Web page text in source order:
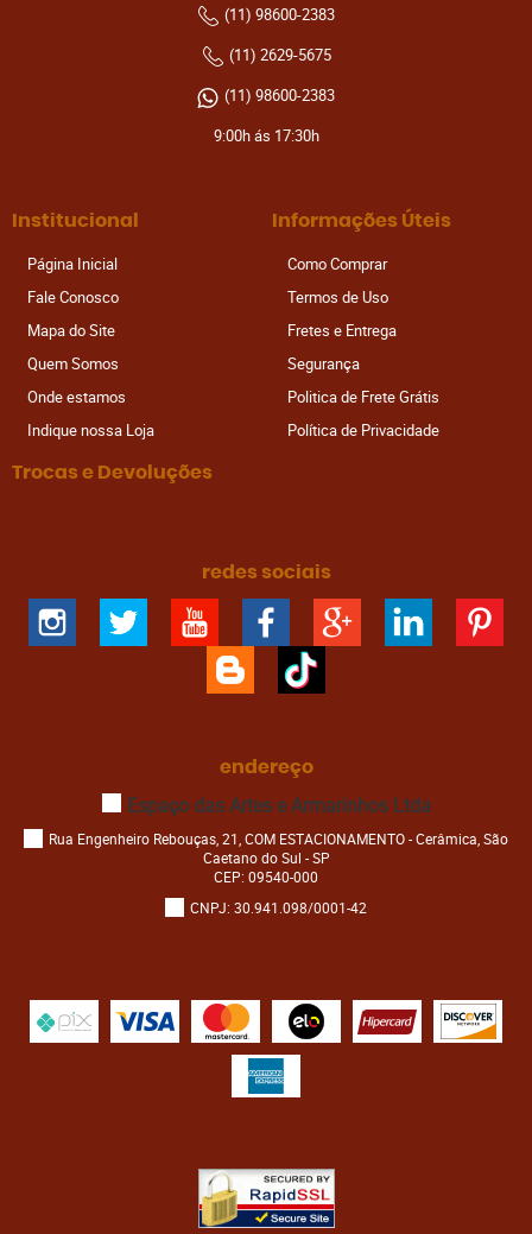
(11) 98600-2383
(11) 2629-5675
(11) 98600-2383
9:00h ás 17:30h
Institucional
Página Inicial
Fale Conosco
Mapa do Site
Quem Somos
Onde estamos
Indique nossa Loja
Informações Úteis
Como Comprar
Termos de Uso
Fretes e Entrega
Segurança
Politica de Frete Grátis
Política de Privacidade
Trocas e Devoluções
redes sociais
endereço
Espaço das Artes e Armarinhos Ltda
Rua Engenheiro Rebouças, 21, COM ESTACIONAMENTO-Cerâmica, São
Caetano do Sul -SP
CEP: 09540-000
CNPJ: 30.941.098/0001-42